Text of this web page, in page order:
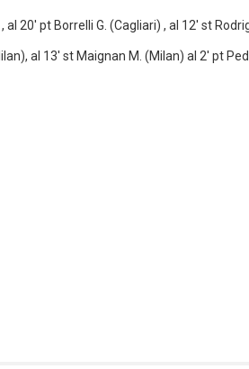
20′ pt Borrelli G. (Cagliari) , al 12′ st
al 13′ st Maignan M. (Milan) al 2′ pt